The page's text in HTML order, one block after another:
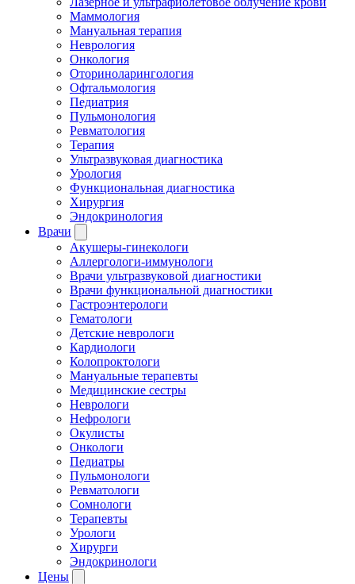
Маммология
Мануальная терапия
Неврология
Онкология
Оториноларингология
Офтальмология
Педиатрия
Пульмонология
Ревматология
Терапия
Ультразвуковая диагностика
Урология
Функциональная диагностика
Хирургия
Эндокринология
Врачи
Акушеры-гинекологи
Аллергологи-иммунологи
Врачи ультразвуковой диагностики
Врачи функциональной диагностики
Гастроэнтерологи
Гематологи
Детские неврологи
Кардиологи
Колопроктологи
Мануальные терапевты
Медицинские сестры
Неврологи
Нефрологи
Окулисты
Онкологи
Педиатры
Пульмонологи
Ревматологи
Сомнологи
Терапевты
Урологи
Хирурги
Эндокринологи
Цены